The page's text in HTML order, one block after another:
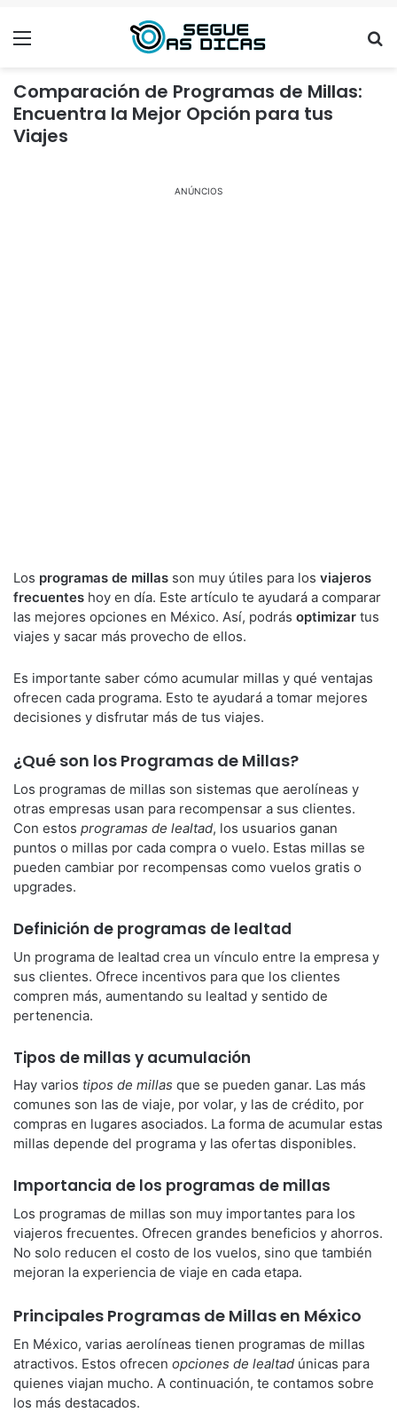
Menu
Comparación de Programas de Millas:
Encuentra la Mejor Opción para tus
Viajes
ANÚNCIOS
Los programas de millas son muy útiles para los viajeros
frecuentes hoy en día. Este artículo te ayudará a comparar
las mejores opciones en México. Así, podrás optimizar tus
viajes y sacar más provecho de ellos.
Es importante saber cómo acumular millas y qué ventajas
ofrecen cada programa. Esto te ayudará a tomar mejores
decisiones y disfrutar más de tus viajes.
¿Qué son los Programas de Millas?
Los programas de millas son sistemas que aerolíneas y
otras empresas usan para recompensar a sus clientes.
Con estos programas de lealtad, los usuarios ganan
puntos o millas por cada compra o vuelo. Estas millas se
pueden cambiar por recompensas como vuelos gratis o
upgrades.
Definición de programas de lealtad
Un programa de lealtad crea un vínculo entre la empresa y
sus clientes. Ofrece incentivos para que los clientes
compren más, aumentando su lealtad y sentido de
pertenencia.
Tipos de millas y acumulación
Hay varios tipos de millas que se pueden ganar. Las más
comunes son las de viaje, por volar, y las de crédito, por
compras en lugares asociados. La forma de acumular estas
millas depende del programa y las ofertas disponibles.
Importancia de los programas de millas
Los programas de millas son muy importantes para los
viajeros frecuentes. Ofrecen grandes beneficios y ahorros.
No solo reducen el costo de los vuelos, sino que también
mejoran la experiencia de viaje en cada etapa.
Principales Programas de Millas en México
En México, varias aerolíneas tienen programas de millas
atractivos. Estos ofrecen opciones de lealtad únicas para
quienes viajan mucho. A continuación, te contamos sobre
los más destacados.